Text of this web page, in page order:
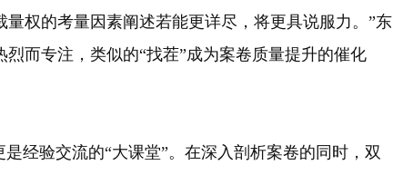
权的考量因素阐述若能更详尽，将更具说服力。”东
而专注，类似的“找茬”成为案卷质量提升的催化
验交流的“大课堂”。在深入剖析案卷的同时，双